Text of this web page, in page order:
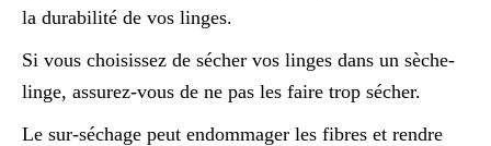
la durabilité de vos linges.
Si vous choisissez de sécher vos linges dans un sèche-
linge, assurez-vous de ne pas les faire trop sécher.
Le sur-séchage peut endommager les fibres et rendre